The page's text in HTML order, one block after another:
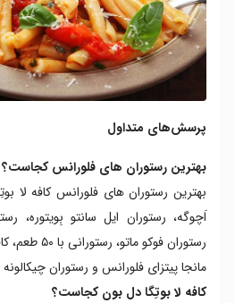
پرسش‌های متداول
بهترین رستوران های فلورانس کجاست؟
بهترین رستوران های فلورانس کافه لا
اَچوگه، رستوران ایل سانتو بِویتوره،
رستوران فوکو
مانجا پیتزای فلورانس و رستوران
کافه لا بوتِگا دل بون کجاست؟